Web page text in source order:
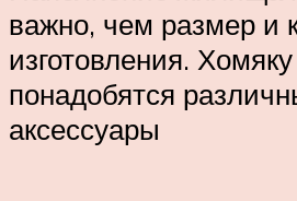
важно, чем размер и
изготовления.
понадобятся
аксессуары